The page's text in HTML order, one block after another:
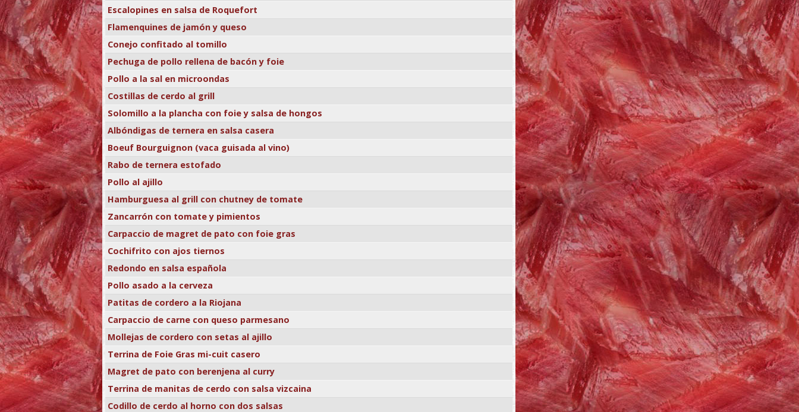
Escalopines en salsa de Roquefort
Flamenquines de jamón y queso
Conejo confitado al tomillo
Pechuga de pollo rellena de bacón y foie
Pollo a la sal en microondas
Costillas de cerdo al grill
Solomillo a la plancha con foie y salsa de hongos
Albóndigas de ternera en salsa casera
Boeuf Bourguignon (vaca guisada al vino)
Rabo de ternera estofado
Pollo al ajillo
Hamburguesa al grill con chutney de tomate
Zancarrón con tomate y pimientos
Carpaccio de magret de pato con foie gras
Cochifrito con ajos tiernos
Redondo en salsa española
Pollo asado a la cerveza
Patitas de cordero a la Riojana
Carpaccio de carne con queso parmesano
Mollejas de cordero con setas al ajillo
Terrina de Foie Gras mi-cuit casero
Magret de pato con berenjena al curry
Terrina de manitas de cerdo con salsa vizcaina
Codillo de cerdo al horno con dos salsas